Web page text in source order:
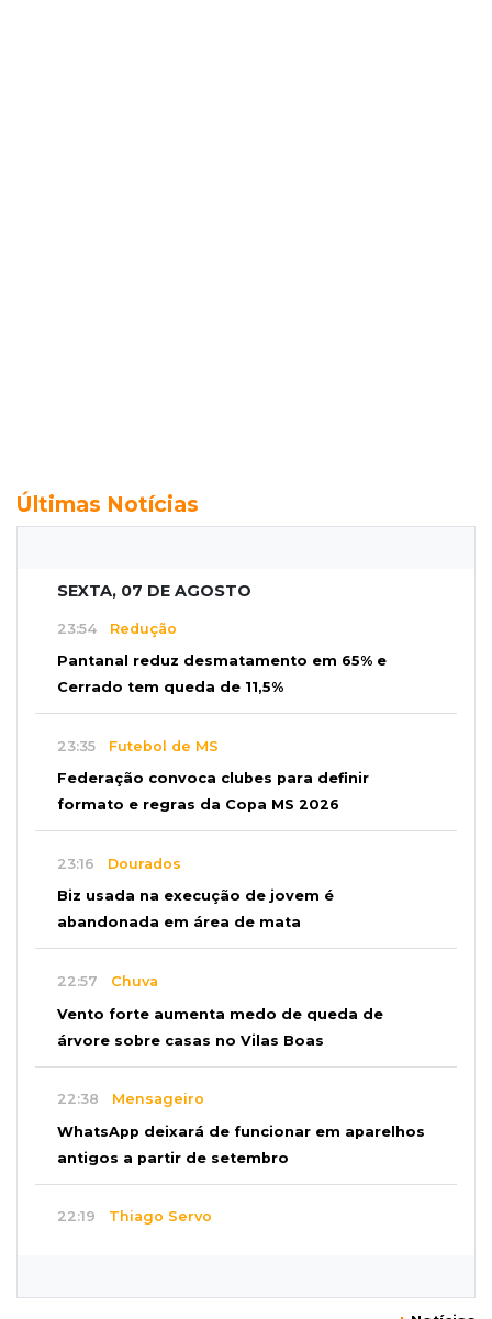
Últimas Notícias
SEXTA, 07 DE AGOSTO
23:54 Redução
Pantanal reduz desmatamento em 65% e
Cerrado tem queda de 11,5%
23:35 Futebol de MS
Federação convoca clubes para definir
formato e regras da Copa MS 2026
23:16 Dourados
Biz usada na execução de jovem é
abandonada em área de mata
22:57 Chuva
Vento forte aumenta medo de queda de
árvore sobre casas no Vilas Boas
22:38 Mensageiro
WhatsApp deixará de funcionar em aparelhos
antigos a partir de setembro
22:19 Thiago Servo